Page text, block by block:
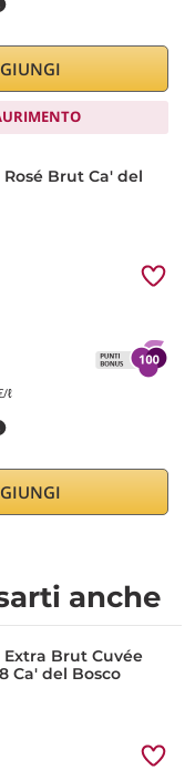
Brut Ca' del
ℓ
anche
Extra Brut Cuvée
Ca' del Bosco